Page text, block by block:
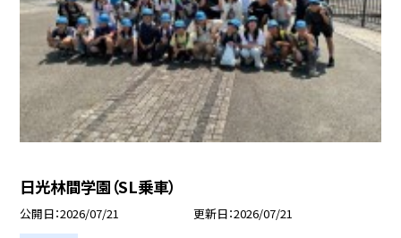
日光林間学園（SL乗車）
公開日 2026/07/21 更新日 2026/07/21